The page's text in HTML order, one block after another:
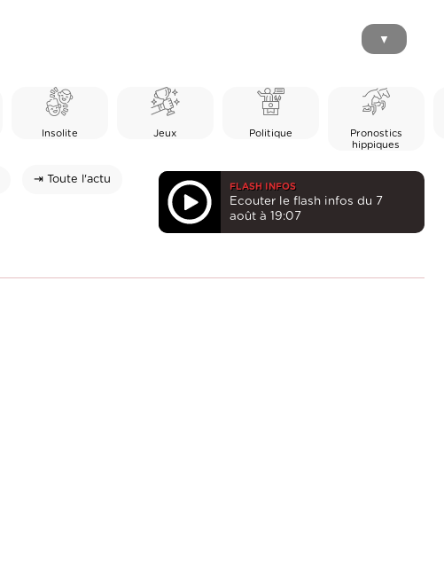
▼
Insolite Jeux Politique
Pronostics
hippiques
⇥ Toute l'actu
FLASH INFOS
Ecouter le flash infos du 7
août à 19:07